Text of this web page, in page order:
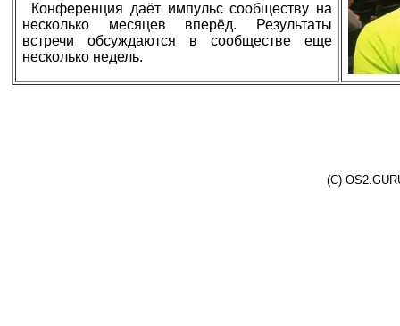
Конференция даёт импульс сообществу на
несколько месяцев вперёд. Результаты
встречи обсуждаются в сообществе еще
несколько недель.
(C)